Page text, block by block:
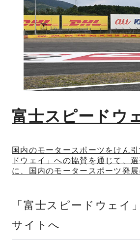
富士スピードウ
国内のモータースポーツをけん
ドウェイ」への協賛を通じて、
に、国内のモータースポーツ発展
「富士スピードウェイ
サイトへ